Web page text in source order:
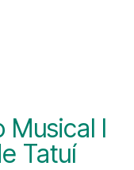
Musical I
Tatuí